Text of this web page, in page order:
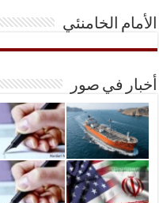
الأمام الخامنئي
أخبار في صور